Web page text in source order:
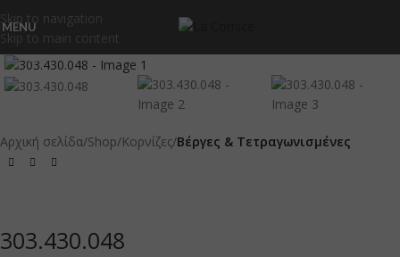
Skip to navigation
Skip to main content
MENU
Click to enlarge
Αρχική σελίδα Shop Κορνίζες Βέργες & Τετραγωνισμένες
303.430.048